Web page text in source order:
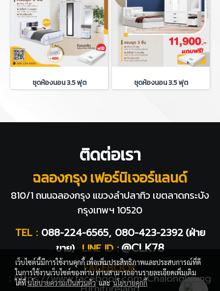
ชุดห้องนอน 3.5 ฟุต ชุดห้องนอน 3.5 ฟุต
ติดต่อเรา
ฉลองกรุง เฟอร์นิเจอร์แลนด์
810/1 ถนนฉลองกรุง แขวงลำปลาทิว เขตลาดกระบัง
กรุงเทพฯ 10520
TEL : 088-224-6565, 080-423-2392 (ฝ่าย
ขาย) LINE ID : @CLK78
FACEBOOK
: https://www.facebook.com/Chalongkrung
เว็บไซต์นี้มีการใช้งานคุกกี้ เพื่อเพิ่มประสิทธิภาพและประสบการณ์ที่ดี
ในการใช้งานเว็บไซต์ของท่าน ท่านสามารถอ่านรายละเอียดเพิ่มเติม
ได้ที่นโยบายความเป็นส่วนตัวและนโยบายคุกกี้